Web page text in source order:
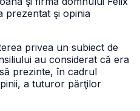
prezentat şi opinia
privea un subiect de
au considerat că era
prezinte, în cadrul
a tuturor părţilor